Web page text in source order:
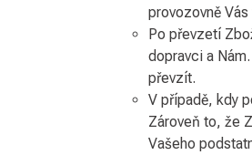
provozovně
Po převzetí
dopravci a
převzít.
V případě, kdy
Zároveň to, že
Vašeho